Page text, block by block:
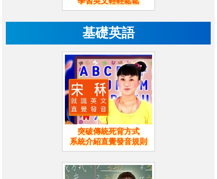
基礎英語
突破傳統死背方式
系統介紹直覺發音規則